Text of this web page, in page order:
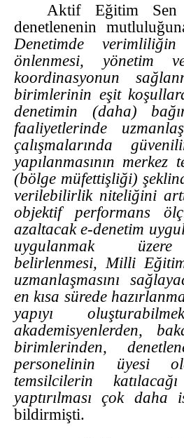
Aktif Eğitim Sen
denetlenenin
Denetimde verimliliğin
önlenmesi, yönetim
koordinasyonun
birimlerinin eşit
denetimin (daha)
faaliyetlerinde
çalışmalarında
yapılanmasının
(bölge müfettişliği)
verilebilirlik niteliğini
objektif performans
azaltacak e-denetim
uygulanmak
belirlenmesi, Milli
uzmanlaşmasını
en kısa sürede
yapıyı
akademisyenlerden,
birimlerinden,
personelinin üyesi
temsilcilerin
yaptırılması çok daha
bildirmişti.